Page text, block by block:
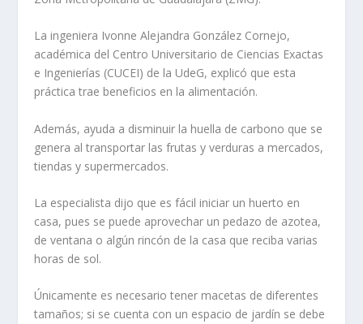
La ingeniera Ivonne Alejandra González Cornejo,
académica del Centro Universitario de Ciencias Exactas
e Ingenierías (CUCEI) de la UdeG, explicó que esta
práctica trae beneficios en la alimentación.
Además, ayuda a disminuir la huella de carbono que se
genera al transportar las frutas y verduras a mercados,
tiendas y supermercados.
La especialista dijo que es fácil iniciar un huerto en
casa, pues se puede aprovechar un pedazo de azotea,
de ventana o algún rincón de la casa que reciba varias
horas de sol.
Únicamente es necesario tener macetas de diferentes
tamaños; si se cuenta con un espacio de jardín se debe